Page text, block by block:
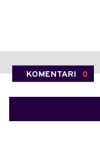
KOMENTARI 0